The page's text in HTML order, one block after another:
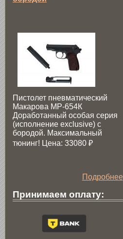
Пистолет пневматический
Макарова МР-654К
Доработанный особая серия
(исполнение exclusive) c
бородой. Максимальный
тюнинг! Цена: 33080 ₽
Подробнее
Принимаем оплату: